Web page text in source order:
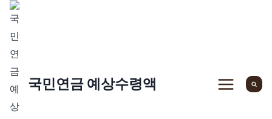
Skip
content
국민연금 예상수령액